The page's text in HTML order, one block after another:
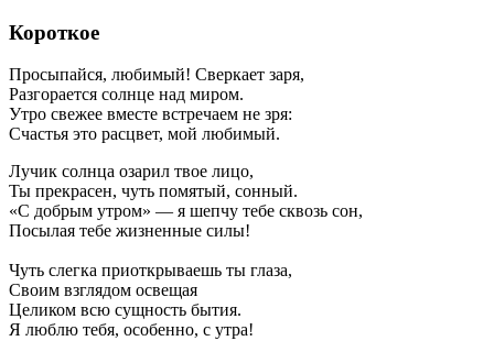
Короткое
Просыпайся, любимый! Сверкает заря,
Разгорается солнце над миром.
Утро свежее вместе встречаем не зря:
Счастья это расцвет, мой любимый.
Лучик солнца озарил твое лицо,
Ты прекрасен, чуть помятый, сонный.
«С добрым утром» — я шепчу тебе сквозь сон,
Посылая тебе жизненные силы!
Чуть слегка приоткрываешь ты глаза,
Своим взглядом освещая
Целиком всю сущность бытия.
Я люблю тебя, особенно, с утра!